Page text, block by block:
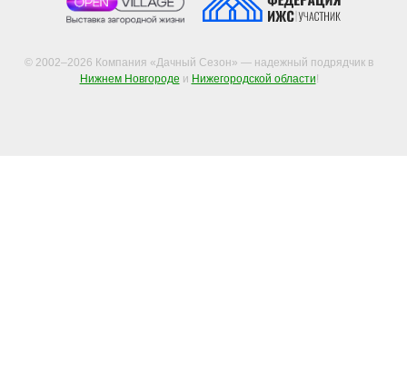
© 2002–2026 Компания «Дачный Сезон» — надежный подрядчик в
Нижнем Новгороде и Нижегородской области!